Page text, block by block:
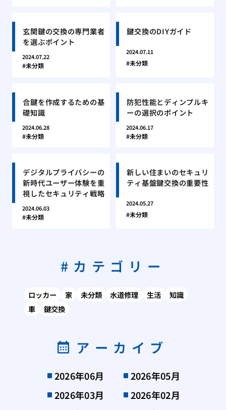
玄関鍵の交換の専門業者
を選ぶポイント
2024.07.22
未分類
鍵交換のDIYガイド
2024.07.11
未分類
合鍵を作成するための基
礎知識
2024.06.28
未分類
防犯性能とディンプルキ
ーの選択のポイント
2024.06.17
未分類
デジタルプライバシーの
新時代ユーザー体験を重
視したセキュリティ戦略
2024.06.03
未分類
新しい住まいのセキュリ
ティ基盤鍵交換の重要性
2024.05.27
未分類
カテゴリー
ロッカー 家 未分類 水道修理 生活
知識
車
鍵交換
アーカイブ
2026年06月
2026年05月
2026年03月
2026年02月